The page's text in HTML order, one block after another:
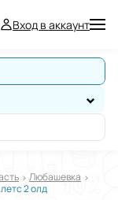
Вход в аккаунт
Любашевка
летс 2 олд